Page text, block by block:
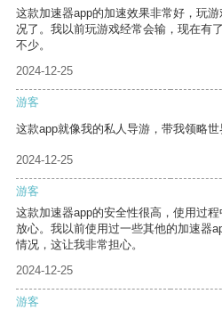
这款加速器app的加速效果非常好，玩
况了。我以前玩游戏经常会输，现在有
不少。
2024-12-25
游客
这款app就像我的私人导游，带我领略世
2024-12-25
游客
这款加速器app的安全性很高，使用过
放心。我以前使用过一些其他的加速器
情况，这让我非常担心。
2024-12-25
游客